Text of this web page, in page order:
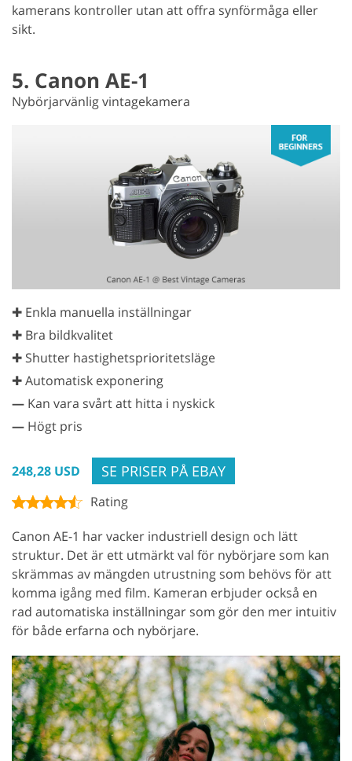
kamerans kontroller utan att offra synförmåga eller
sikt.
5. Canon AE-1
Nybörjarvänlig vintagekamera
✚ Enkla manuella inställningar
✚ Bra bildkvalitet
✚ Shutter hastighetsprioritetsläge
✚ Automatisk exponering
— Kan vara svårt att hitta i nyskick
— Högt pris
248,28 USD SE PRISER PÅ EBAY
Rating
Canon AE-1 har vacker industriell design och lätt
struktur. Det är ett utmärkt val för nybörjare som kan
skrämmas av mängden utrustning som behövs för att
komma igång med film. Kameran erbjuder också en
rad automatiska inställningar som gör den mer intuitiv
för både erfarna och nybörjare.